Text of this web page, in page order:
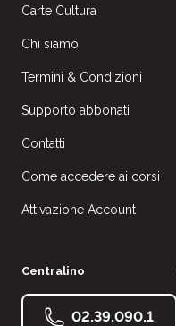
Carte Cultura
Chi siamo
Termini & Condizioni
Supporto abbonati
Contatti
Come accedere ai corsi
Attivazione Account
Centralino
02.39.090.1